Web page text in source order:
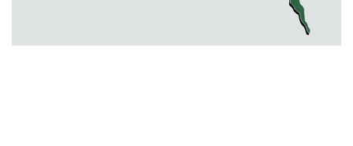
মোহনগঞ্জ স্বাস্থ্য কমপ্লেক্সের আউটডোর